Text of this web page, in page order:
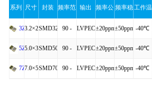
系列 尺寸 封装 频率范
围
输出 频率公
差
频率稳
定性
工作温
度
3Z3.2×2.5×0.90
SMD3225-
6P
90 -
200MHz
LVPECL,LVDS
,HCSL
±20ppm±50ppm -40℃
to
+85℃
5Z5.0×3.2×1.25
SMD5032-
6P
90 -
200MHz
LVPECL,LVDS
,HCSL
±20ppm±50ppm -40℃
to
7Z7.0×5.0×1.45
SMD7050-90 - LVPECL,LVDS
±20ppm±50ppm -40℃